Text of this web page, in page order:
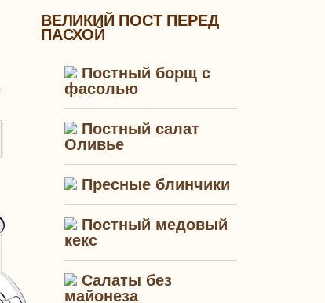
ВЕЛИКИЙ ПОСТ ПЕРЕД
ПАСХОЙ
Постный борщ с
фасолью
Постный салат
Оливье
Пресные блинчики
Постный медовый
кекс
Салаты без
майонеза